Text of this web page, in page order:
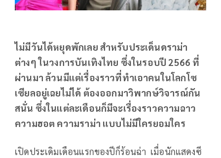
ไม่มีวันได้หยุดพักเลย สำหรับประเด็นดราม่า
ต่างๆ ในวงการบันเทิงไทย ซึ่งในรอบปี 2566 ที่
ผ่านมา ล้วนมีแต่เรื่องราวที่ทำเอาคนในโลกโซ
เซียลอยู่เฉยไม่ได้ ต้องออกมาวิพากษ์วิจารณ์กัน
สนั่น ซึ่งในแต่ละเดือนก็มีจะเรื่องราวความฉาว
ความฮอต ความราม่า แบบไม่มีใครยอมใคร
เปิดประเดิมเดือนแรกของปีก็ร้อนฉ่า เมื่อนักแสดงซี